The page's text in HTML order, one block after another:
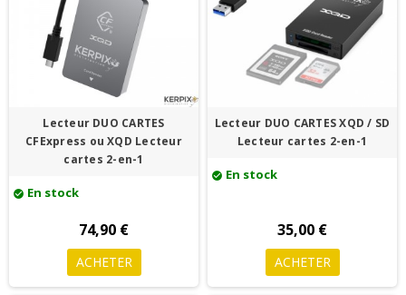
Lecteur DUO CARTES
CFExpress ou XQD Lecteur
cartes 2-en-1
check_circle En stock
74,90 €
ACHETER
Lecteur DUO CARTES XQD / SD
Lecteur cartes 2-en-1
check_circle En stock
35,00 €
ACHETER